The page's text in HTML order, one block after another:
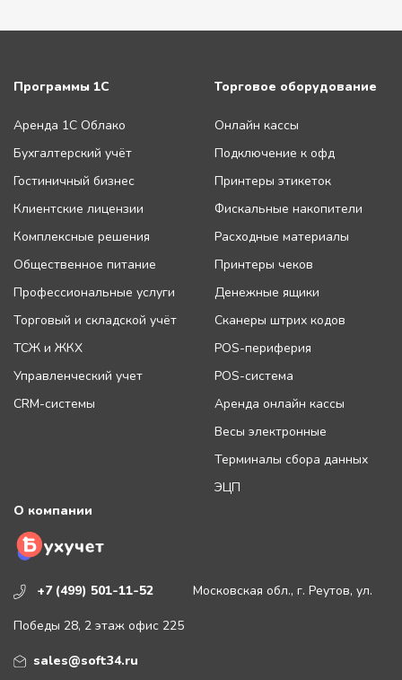
+7 (499) 501-11-52 Московская обл., г. Реутов, ул.
Победы 28, 2 этаж офис 225
sales@soft34.ru
Программы 1С
Аренда 1С Облако
Бухгалтерский учёт
Гостиничный бизнес
Клиентские лицензии
Комплексные решения
Общественное питание
Профессиональные услуги
Торговый и складской учёт
ТСЖ и ЖКХ
Управленческий учет
CRM-системы
Торговое оборудование
Онлайн кассы
Подключение к офд
Принтеры этикеток
Фискальные накопители
Расходные материалы
Принтеры чеков
Денежные ящики
Сканеры штрих кодов
POS-периферия
POS-система
Аренда онлайн кассы
Весы электронные
Терминалы сбора данных
ЭЦП
О компании